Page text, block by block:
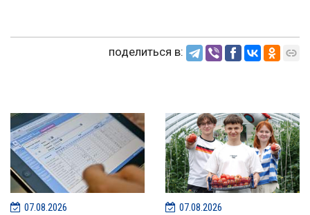
поделиться в:
07.08.2026 07.08.2026